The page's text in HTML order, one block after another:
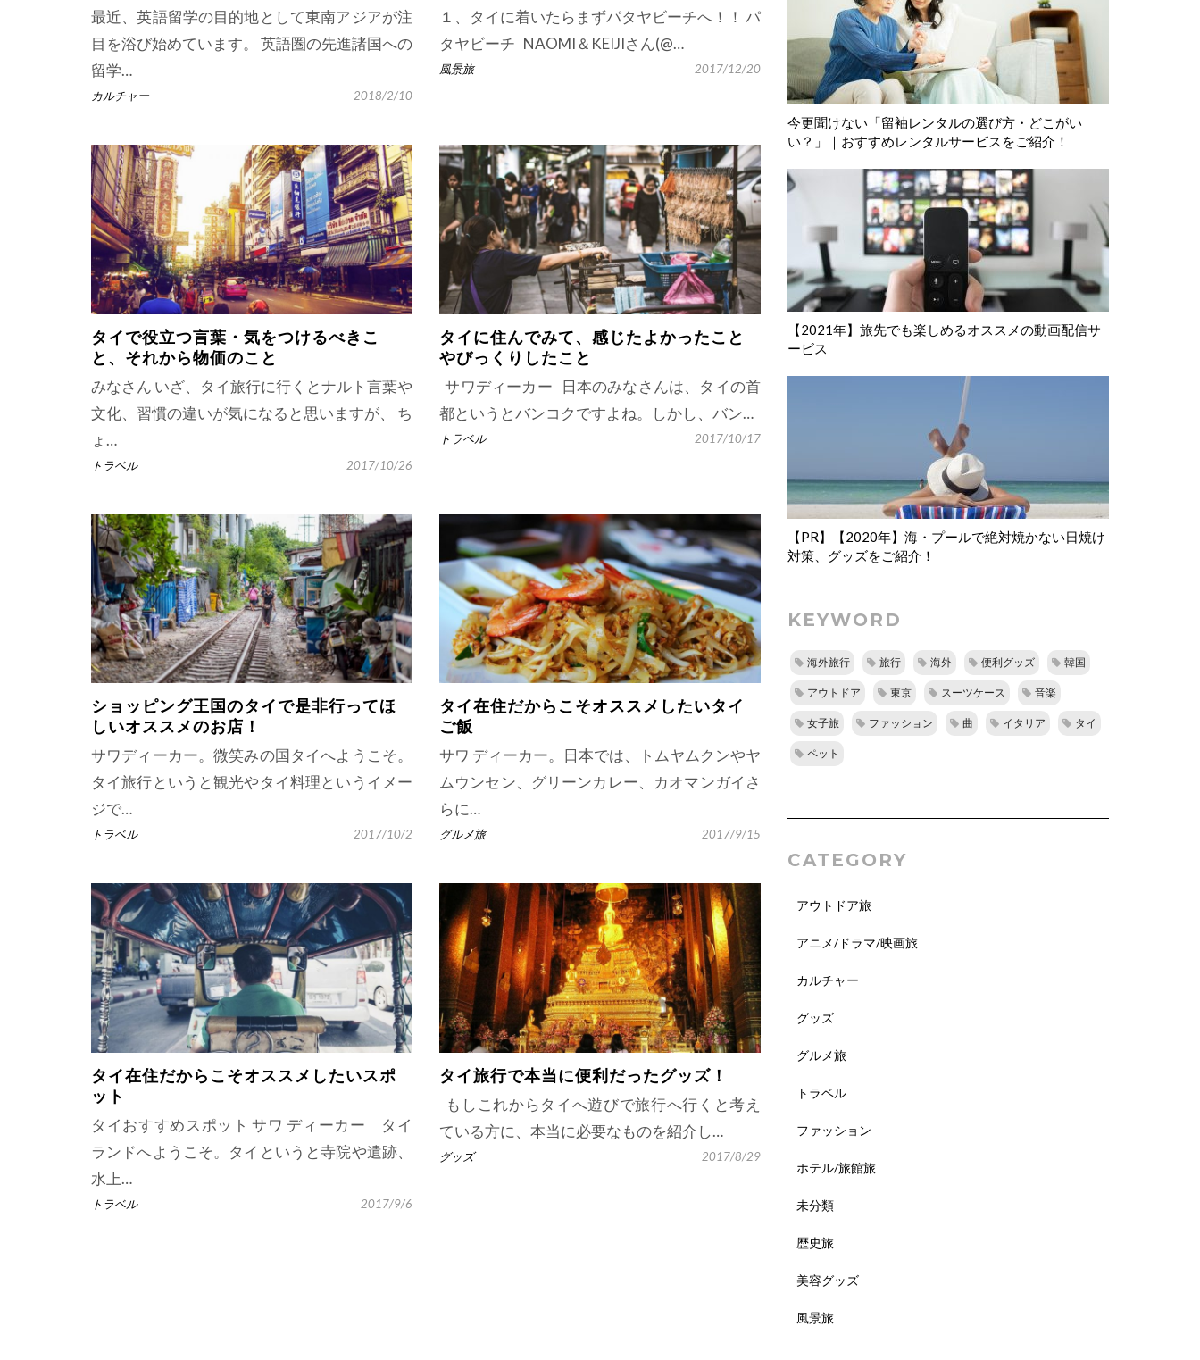
最近、英語留学の目的地として東南アジアが注
目を浴び始めています。 英語圏の先進諸国への
留学…
カルチャー 2018/2/10
１、タイに着いたらまずパタヤビーチへ！！ パ
タヤビーチ NAOMI＆KEIJIさん(@…
風景旅 2017/12/20
タイで役立つ言葉・気をつけるべきこ
と、それから物価のこと
みなさん いざ、タイ旅行に行くとナルト言葉や
文化、習慣の違いが気になると思いますが、 ち
ょ…
トラベル 2017/10/26
タイに住んでみて、感じたよかったこと
やびっくりしたこと
サワディーカー 日本のみなさんは、タイの首
都というとバンコクですよね。しかし、バン…
トラベル 2017/10/17
ショッピング王国のタイで是非行ってほ
しいオススメのお店！
サワディーカー。微笑みの国タイへようこそ。
タイ旅行というと観光やタイ料理というイメー
ジで…
トラベル 2017/10/2
タイ在住だからこそオススメしたいタイ
ご飯
サワ ディーカー。日本では、トムヤムクンやヤ
ムウンセン、グリーンカレー、カオマンガイさ
らに…
グルメ旅 2017/9/15
タイ在住だからこそオススメしたいスポ
ット
タイおすすめスポット サワ ディーカー タイ
ランドへようこそ。タイというと寺院や遺跡、
水上…
トラベル 2017/9/6
タイ旅行で本当に便利だったグッズ！
もしこれからタイへ遊びで旅行へ行くと考え
ている方に、本当に必要なものを紹介し…
グッズ 2017/8/29
今更聞けない「留袖レンタルの選び方・どこがい
い？」｜おすすめレンタルサービスをご紹介！
【2021年】旅先でも楽しめるオススメの動画配信サ
ービス
【PR】【2020年】海・プールで絶対焼かない日焼け
対策、グッズをご紹介！
KEYWORD
海外旅行 旅行 海外 便利グッズ 韓国
アウトドア 東京 スーツケース 音楽
女子旅 ファッション 曲 イタリア タイ
ペット
CATEGORY
アウトドア旅
アニメ/ドラマ/映画旅
カルチャー
グッズ
グルメ旅
トラベル
ファッション
ホテル/旅館旅
未分類
歴史旅
美容グッズ
風景旅